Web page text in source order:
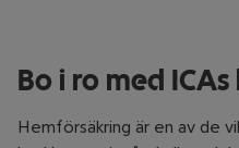
Bo i ro med
Hemförsäkring är en av de